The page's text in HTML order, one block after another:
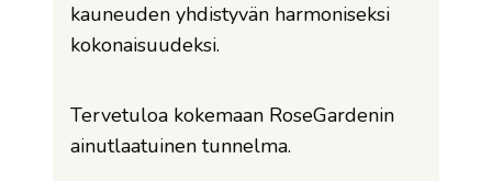
kauneuden yhdistyvän harmoniseksi
kokonaisuudeksi.
Tervetuloa kokemaan RoseGardenin
ainutlaatuinen tunnelma.